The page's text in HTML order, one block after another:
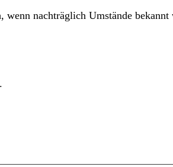
nachträglich Umstände bekannt